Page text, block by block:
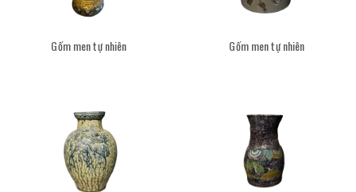
Gốm men tự nhiên Gốm men tự nhiên